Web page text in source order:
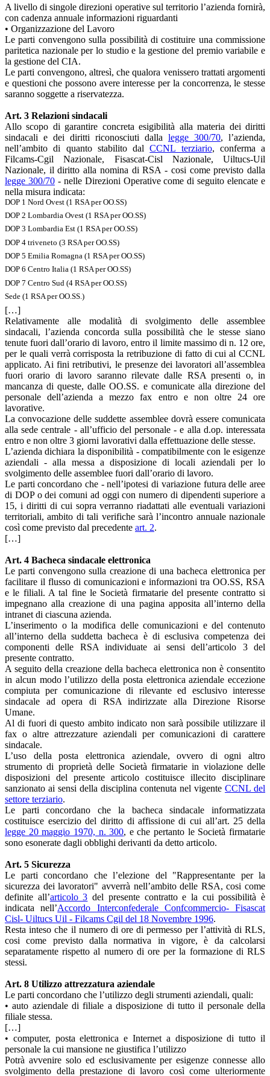
A livello di singole direzioni operative sul territorio l’azienda fornirà,
con cadenza annuale informazioni riguardanti
• Organizzazione del Lavoro
Le parti convengono sulla possibilità di costituire una commissione
paritetica nazionale per lo studio e la gestione del premio variabile e
la gestione del CIA.
Le parti convengono, altresì, che qualora venissero trattati argomenti
e questioni che possono avere interesse per la concorrenza, le stesse
saranno soggette a riservatezza.
Art. 3 Relazioni sindacali
Allo scopo di garantire concreta esigibilità alla materia dei diritti
sindacali e dei diritti riconosciuti dalla legge 300/70, l’azienda,
nell’ambito di quanto stabilito dalCCNL terziario, conferma a
Filcams-Cgil Nazionale, Fisascat-Cisl Nazionale, Uiltucs-Uil
Nazionale, il diritto alla nomina di RSA - cosi come previsto dalla
legge 300/70- nelle Direzioni Operative come di seguito elencate e
nella misura indicata:
DOP 1 Nord Ovest (1 RSA per OO.SS)
DOP 2 Lombardia Ovest (1 RSA per OO.SS)
DOP 3 Lombardia Est (1 RSA per OO.SS)
DOP 4 triveneto (3 RSA per OO.SS)
DOP 5 Emilia Romagna (1 RSA per OO.SS)
DOP 6 Centro Italia (1 RSA per OO.SS)
DOP 7 Centro Sud (4 RSA per OO.SS)
Sede (1 RSA per OO.SS.)
[…]
Relativamente alle modalità di svolgimento delle assemblee
sindacali, l’azienda concorda sulla possibilità che le stesse siano
tenute fuori dall’orario di lavoro, entro il limite massimo di n. 12 ore,
per le quali verrà corrisposta la retribuzione di fatto di cui al CCNL
applicato. Ai fini retributivi, le presenze dei lavoratori all’assemblea
fuori orario di lavoro saranno rilevate dalle RSA presenti o, in
mancanza di queste, dalle OO.SS. e comunicate alla direzione del
personale dell’azienda a mezzo fax entro e non oltre 24 ore
lavorative.
La convocazione delle suddette assemblee dovrà essere comunicata
alla sede centrale - all’ufficio del personale - e alla d.op. interessata
entro e non oltre 3 giorni lavorativi dalla effettuazione delle stesse.
L’azienda dichiara la disponibilità - compatibilmente con le esigenze
aziendali - alla messa a disposizione di locali aziendali per lo
svolgimento delle assemblee fuori dall’orario di lavoro.
Le parti concordano che - nell’ipotesi di variazione futura delle aree
di DOP o dei comuni ad oggi con numero di dipendenti superiore a
15, i diritti di cui sopra verranno riadattati alle eventuali variazioni
territoriali, ambito di tali verifiche sarà l’incontro annuale nazionale
così come previsto dal precedente art. 2.
[…]
Art. 4 Bacheca sindacale elettronica
Le parti convengono sulla creazione di una bacheca elettronica per
facilitare il flusso di comunicazioni e informazioni tra OO.SS, RSA
e le filiali. A tal fine le Società firmatarie del presente contratto si
impegnano alla creazione di una pagina apposita all’interno della
intranet di ciascuna azienda.
L’inserimento o la modifica delle comunicazioni e del contenuto
all’interno della suddetta bacheca è di esclusiva competenza dei
componenti delle RSA individuate ai sensi dell’articolo 3 del
presente contratto.
A seguito della creazione della bacheca elettronica non è consentito
in alcun modo l’utilizzo della posta elettronica aziendale eccezione
compiuta per comunicazione di rilevante ed esclusivo interesse
sindacale ad opera di RSA indirizzate alla Direzione Risorse
Umane.
Al di fuori di questo ambito indicato non sarà possibile utilizzare il
fax o altre attrezzature aziendali per comunicazioni di carattere
sindacale.
L’uso della posta elettronica aziendale, ovvero di ogni altro
strumento di proprietà delle Società firmatarie in violazione delle
disposizioni del presente articolo costituisce illecito disciplinare
sanzionato ai sensi della disciplina contenuta nel vigente CCNL del
settore terziario.
Le parti concordano che la bacheca sindacale informatizzata
costituisce esercizio del diritto di affissione di cui all’art. 25 della
legge 20 maggio 1970, n. 300, e che pertanto le Società firmatarie
sono esonerate dagli obblighi derivanti da detto articolo.
Art. 5 Sicurezza
Le parti concordano che l’elezione del "Rappresentante per la
sicurezza dei lavoratori" avverrà nell’ambito delle RSA, cosi come
definite all’articolo 3 del presente contratto e la cui possibilità è
indicata nell’Accordo Interconfederale Confcommercio- Fisascat
Cisl- Uiltucs Uil - Filcams Cgil del 18 Novembre 1996.
Resta inteso che il numero di ore di permesso per l’attività di RLS,
cosi come previsto dalla normativa in vigore, è da calcolarsi
separatamente rispetto al numero di ore per la formazione di RLS
stessi.
Art. 8 Utilizzo attrezzatura aziendale
Le parti concordano che l’utilizzo degli strumenti aziendali, quali:
• auto aziendale di filiale a disposizione di tutto il personale della
filiale stessa.
[…]
• computer, posta elettronica e Internet a disposizione di tutto il
personale la cui mansione ne giustifica l’utilizzo
Potrà avvenire solo ed esclusivamente per esigenze connesse allo
svolgimento della prestazione di lavoro così come ulteriormente